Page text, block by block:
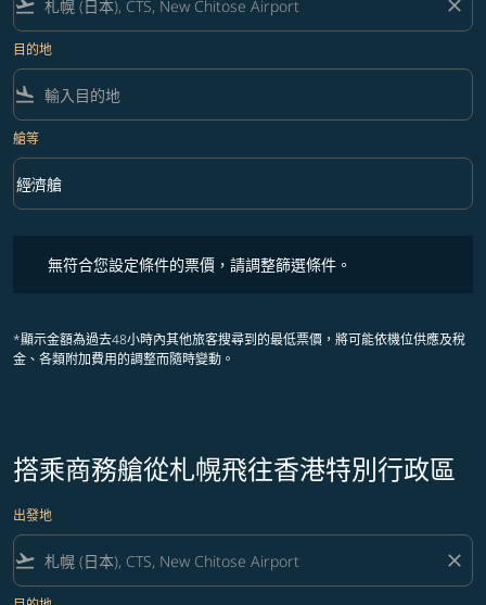
flight_takeoff close
目的地
flight_land
艙等
艙等 option 經濟艙 Selected
經濟艙
keyboard_arrow_down
無符合您設定條件的票價，請調整篩選條件。
*顯示金額為過去48小時內其他旅客搜尋到的最低票價，將可能依機位供應及稅
金、各類附加費用的調整而隨時變動。
搭乘商務艙從札幌飛往香港特別行政區
出發地
flight_takeoff close